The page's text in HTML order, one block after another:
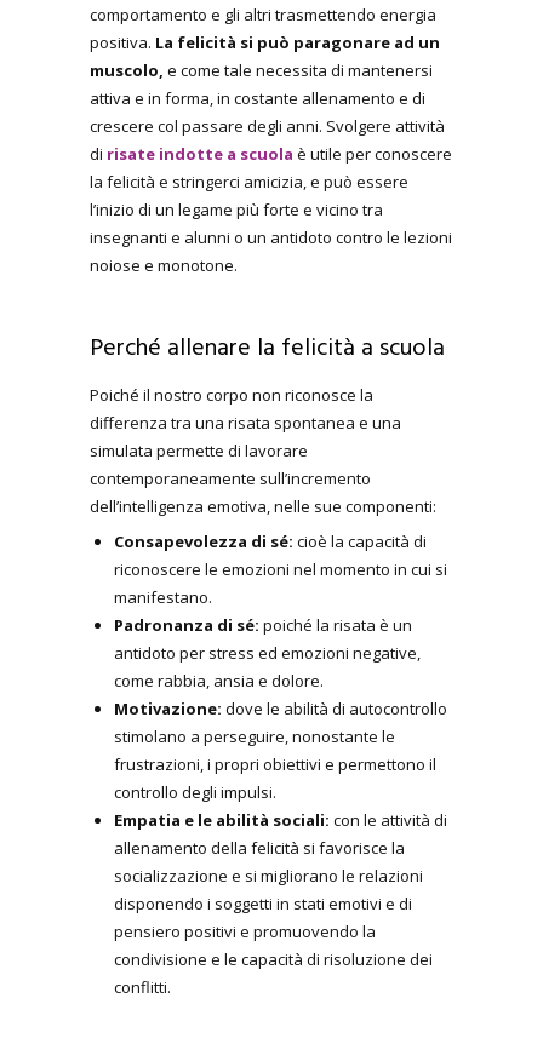
comportamento e gli altri trasmettendo energia
positiva. La felicità si può paragonare ad un
muscolo, e come tale necessita di mantenersi
attiva e in forma, in costante allenamento e di
crescere col passare degli anni. Svolgere attività
di risate indotte a scuola è utile perconoscere
la felicità e stringerci amicizia, e può essere
l’inizio di un legame più forte e vicino tra
insegnanti e alunni o un antidoto contro le lezioni
noiose e monotone.
Perché allenare la felicità a scuola
Poiché il nostro corpo non riconosce la
differenza tra una risata spontanea e una
simulata permette di lavorare
contemporaneamente sull’incremento
dell’intelligenza emotiva, nelle sue componenti:
Consapevolezza di sé: cioè la capacità di
riconoscere le emozioni nel momento in cui si
manifestano.
Padronanza di sé: poiché la risata è un
antidoto per stress ed emozioni negative,
come rabbia, ansia e dolore.
Motivazione: dove le abilità di autocontrollo
stimolano a perseguire, nonostante le
frustrazioni, i propri obiettivi e permettono il
controllo degli impulsi.
Empatia e le abilità sociali: con le attività di
allenamento della felicità si favorisce la
socializzazione e si migliorano le relazioni
disponendo i soggetti in stati emotivi e di
pensiero positivi e promuovendo la
condivisione e le capacità di risoluzione dei
conflitti.